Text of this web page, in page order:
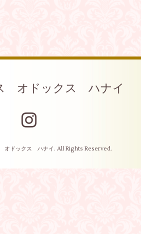
オドックス ハナイ
オドックス ハナイ . All Rights Reserved.